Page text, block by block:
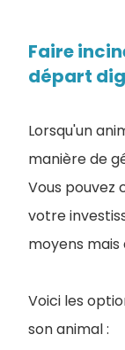
Faire
départ
Lorsqu'un
manière de
Vous pouvez
votre
moyens
Voici les
son animal :